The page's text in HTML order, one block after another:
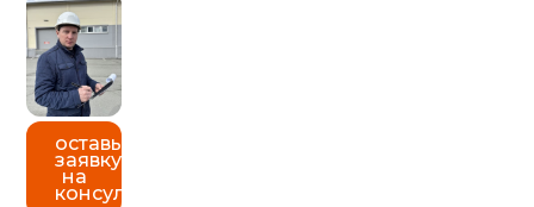
оставь
заявку
на
консультацию